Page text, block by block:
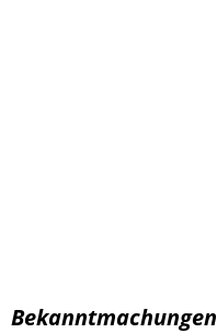
Bekanntmachungen